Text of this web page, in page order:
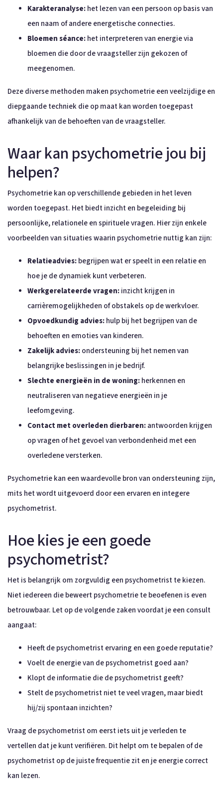
Karakteranalyse:het lezen van een persoon op basis van
een naam of andere energetische connecties.
Bloemen séance:het interpreteren van energie via
bloemen die door de vraagsteller zijn gekozen of
meegenomen.
Deze diverse methoden maken psychometrie een veelzijdige en
diepgaande techniek die op maat kan worden toegepast
afhankelijk van de behoeften van de vraagsteller.
Waar kan psychometrie jou bij
helpen?
Psychometrie kan op verschillende gebieden in het leven
worden toegepast. Het biedt inzicht en begeleiding bij
persoonlijke, relationele en spirituele vragen. Hier zijn enkele
voorbeelden van situaties waarin psychometrie nuttig kan zijn:
Relatieadvies:begrijpen wat er speelt in een relatie en
hoe je de dynamiek kunt verbeteren.
Werkgerelateerde vragen:inzicht krijgen in
carrièremogelijkheden of obstakels op de werkvloer.
Opvoedkundig advies:hulp bij het begrijpen van de
behoeften en emoties van kinderen.
Zakelijk advies:ondersteuning bij het nemen van
belangrijke beslissingen in je bedrijf.
Slechte energieën in de woning:herkennen en
neutraliseren van negatieve energieën in je
leefomgeving.
Contact met overleden dierbaren:antwoorden krijgen
op vragen of het gevoel van verbondenheid met een
overledene versterken.
Psychometrie kan een waardevolle bron van ondersteuning zijn,
mits het wordt uitgevoerd door een ervaren en integere
psychometrist.
Hoe kies je een goede
psychometrist?
Het is belangrijk om zorgvuldig een psychometrist te kiezen.
Niet iedereen die beweert psychometrie te beoefenen is even
betrouwbaar. Let op de volgende zaken voordat je een consult
aangaat:
Heeft de psychometrist ervaring en een goede reputatie?
Voelt de energie van de psychometrist goed aan?
Klopt de informatie die de psychometrist geeft?
Stelt de psychometrist niet te veel vragen, maar biedt
hij/zij spontaan inzichten?
Vraag de psychometrist om eerst iets uit je verleden te
vertellen dat je kunt verifiëren. Dit helpt om te bepalen of de
psychometrist op de juiste frequentie zit en je energie correct
kan lezen.